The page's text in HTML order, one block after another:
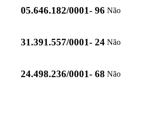
05.646.182/0001- 96 Não
31.391.557/0001- 24 Não
24.498.236/0001- 68 Não